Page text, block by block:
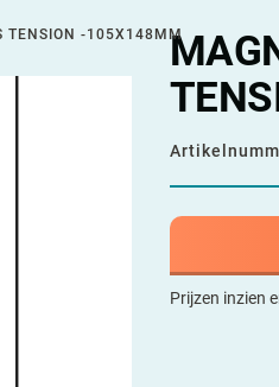
TENSION -105X148MM
Prijzen inzien